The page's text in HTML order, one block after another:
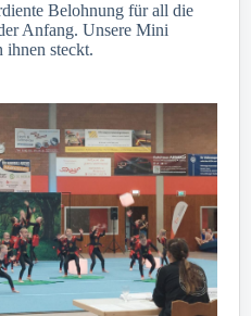
Belohnung für all die
Anfang. Unsere Mini
ihnen steckt.